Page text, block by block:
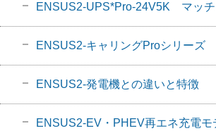
ENSUS2-UPS*Pro-24V5K マッチ
ENSUS2-キャリングProシリーズ
ENSUS2-発電機との違いと特徴
ENSUS2-EV・PHEV再エネ充電モ